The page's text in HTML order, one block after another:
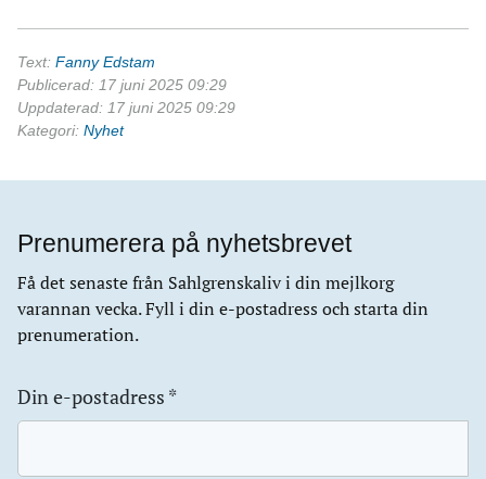
Text: Fanny Edstam
Publicerad: 17 juni 2025 09:29
Uppdaterad: 17 juni 2025 09:29
Kategori: Nyhet
Prenumerera på nyhetsbrevet
Få det senaste från Sahlgrenskaliv i din mejlkorg
varannan vecka. Fyll i din e-postadress och starta din
prenumeration.
Din e-postadress *